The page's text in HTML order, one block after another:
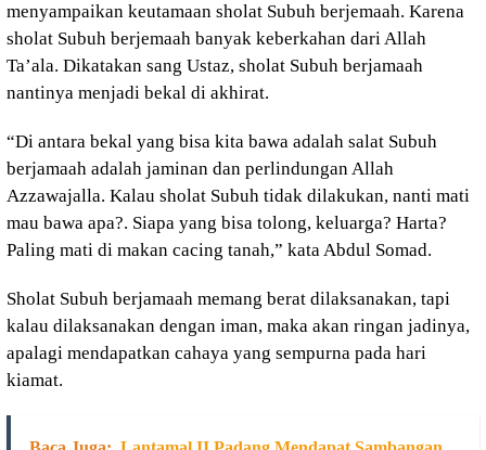
menyampaikan keutamaan sholat Subuh berjemaah. Karena
sholat Subuh berjemaah banyak keberkahan dari Allah
Ta’ala. Dikatakan sang Ustaz, sholat Subuh berjamaah
nantinya menjadi bekal di akhirat.
“Di antara bekal yang bisa kita bawa adalah salat Subuh
berjamaah adalah jaminan dan perlindungan Allah
Azzawajalla. Kalau sholat Subuh tidak dilakukan, nanti mati
mau bawa apa?. Siapa yang bisa tolong, keluarga? Harta?
Paling mati di makan cacing tanah,” kata Abdul Somad.
Sholat Subuh berjamaah memang berat dilaksanakan, tapi
kalau dilaksanakan dengan iman, maka akan ringan jadinya,
apalagi mendapatkan cahaya yang sempurna pada hari
kiamat.